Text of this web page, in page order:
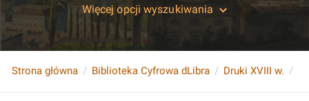
Więcej opcji wyszukiwania
Strona główna Biblioteka Cyfrowa dLibra Druki XVIII w.